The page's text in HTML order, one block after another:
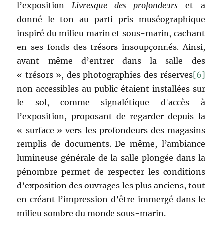
l’expositionLivresque des profondeurs et a
donné le ton au parti pris muséographique
inspiré du milieu marin et sous-marin, cachant
en ses fonds des trésors insoupçonnés. Ainsi,
avant même d’entrer dans la salle des
« trésors », des photographies des réserves[6]
non accessibles au public étaient installées sur
le sol, comme signalétique d’accès à
l’exposition, proposant de regarder depuis la
« surface » vers les profondeurs des magasins
remplis de documents. De même, l’ambiance
lumineuse générale de la salle plongée dans la
pénombre permet de respecter les conditions
d’exposition des ouvrages les plus anciens, tout
en créant l’impression d’être immergé dans le
milieu sombre du monde sous-marin.